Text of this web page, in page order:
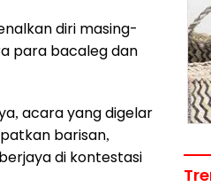
diri masing-
para bacaleg dan
acara yang digelar
barisan,
di kontestasi